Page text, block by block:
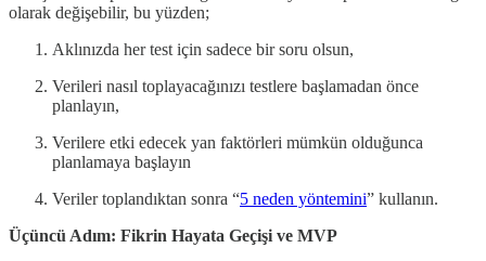
olarak değişebilir, bu yüzden;
Aklınızda her test için sadece bir soru olsun,
Verileri nasıl toplayacağınızı testlere başlamadan önce
planlayın,
Verilere etki edecek yan faktörleri mümkün olduğunca
planlamaya başlayın
Veriler toplandıktan sonra “5 neden yöntemini” kullanın.
Üçüncü Adım: Fikrin Hayata Geçişi ve MVP